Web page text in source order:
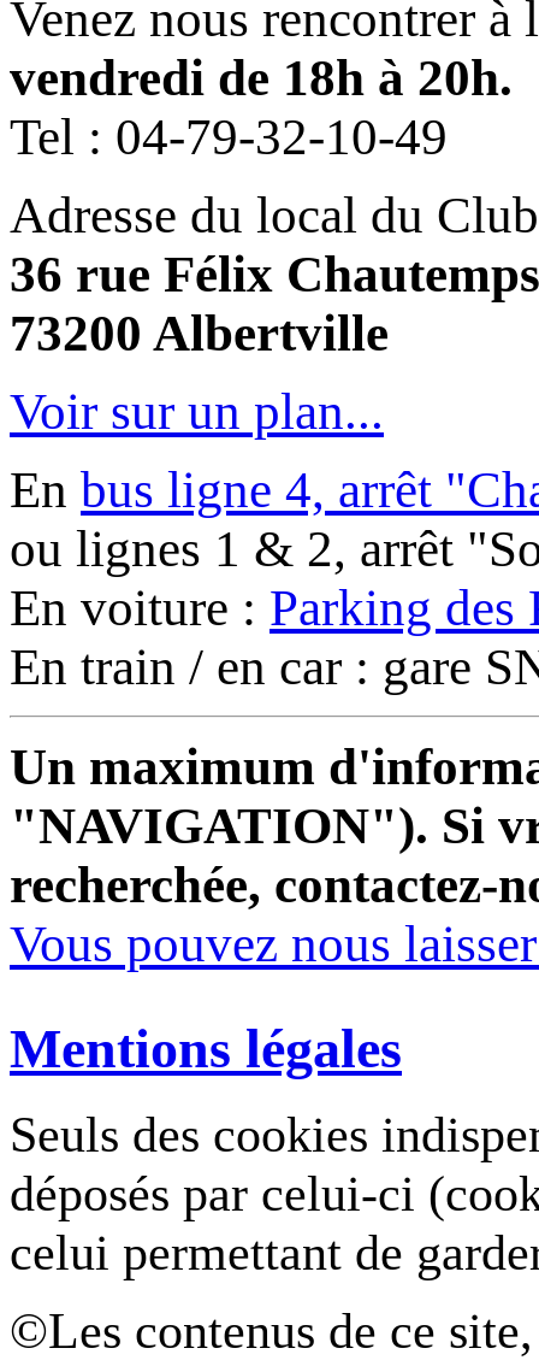
Venez nous rencontrer à
vendredi de 18h à 20h.
Tel : 04-79-32-10-49
Adresse du local du
36 rue Félix Chautemps
73200 Albertville
Voir sur un plan...
En bus ligne 4, arrêt
ou lignes 1 & 2, arrêt
En voiture : Parking des
En train / en car : gare
Un maximum
"NAVIGATION"). Si
recherchée, contactez-
Vous pouvez nous
Mentions légales
Seuls des cookies
déposés par celui-ci
celui permettant de
©Les contenus de ce